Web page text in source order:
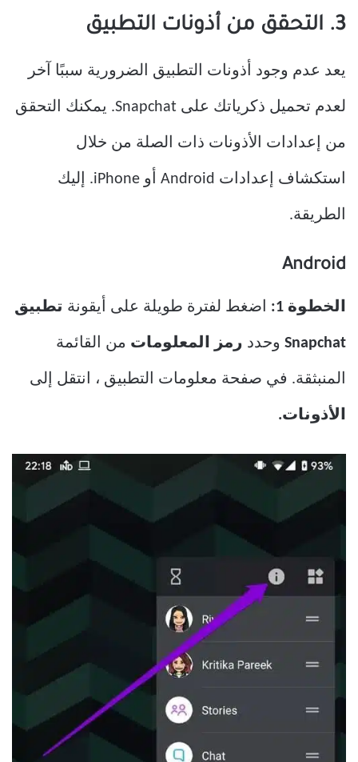
3. التحقق من أذونات التطبيق
يعد عدم وجود أذونات التطبيق الضرورية سببًا آخر
لعدم تحميل ذكرياتك على Snapchat. يمكنك التحقق
من إعدادات الأذونات ذات الصلة من خلال
استكشاف إعدادات Android أو iPhone. إليك
الطريقة.
Android
الخطوة 1: اضغط لفترة طويلة على أيقونة تطبيق
Snapchat وحدد رمز المعلومات من القائمة
المنبثقة. في صفحة معلومات التطبيق ، انتقل إلى
الأذونات.